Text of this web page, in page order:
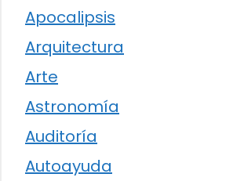
Apocalipsis
Arquitectura
Arte
Astronomía
Auditoría
Autoayuda